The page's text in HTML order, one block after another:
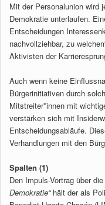
Mit der Personalunion wird
Demokratie unterlaufen.
Entscheidungen
nachvollziehbar, zu
Aktivisten der
Auch wenn keine
Bürgerinitiativen durch
Mitstreiter*innen mit
verstärken sich mit
Entscheidungsabläufe.
Verhandlungen mit den
Spalten (1)
Den Impuls-Vortrag über die
Demokratie“hält der als